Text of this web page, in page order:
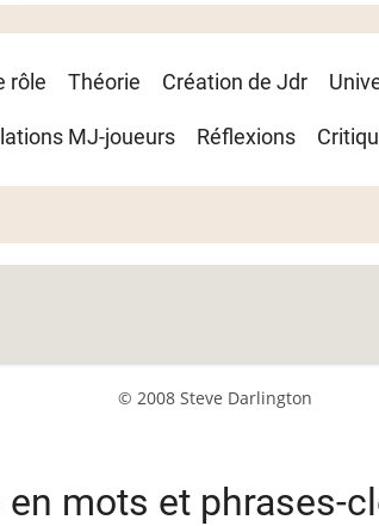
rôle Théorie Création de Jdr
MJ-joueurs Réflexions
© 2008 Steve Darlington
mots et phrases-